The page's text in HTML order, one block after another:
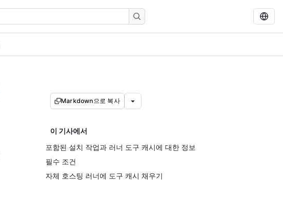
Markdown으로 복사
이 기사에서
포함된 설치 작업과 러너 도구 캐시에 대한 정보
필수 조건
자체 호스팅 러너에 도구 캐시 채우기